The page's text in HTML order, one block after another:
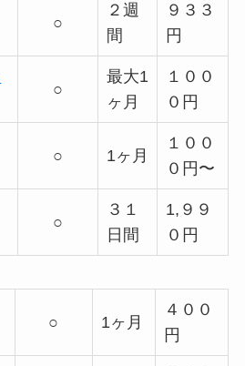
○
２週
間
９３３
円
○
最大1
ヶ月
１００
０円
○ 1ヶ月
１００
０円〜
○
３１
日間
1,９９
０円
○ 1ヶ月
４００
円